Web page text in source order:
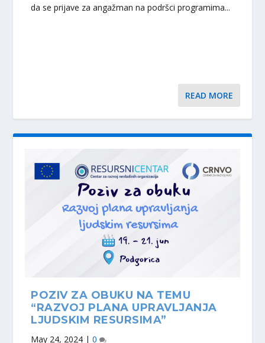
da se prijave za angažman na podršci programima...
READ MORE
POZIV ZA OBUKU NA TEMU
“RAZVOJ PLANA UPRAVLJANJA
LJUDSKIM RESURSIMA”
May 24, 2024 |0